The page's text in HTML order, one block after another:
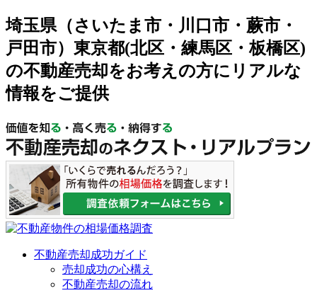
埼玉県（さいたま市・川口市・蕨市・
戸田市）東京都(北区・練馬区・板橋区)
の不動産売却をお考えの方にリアルな
情報をご提供
不動産売却成功ガイド
売却成功の心構え
不動産売却の流れ